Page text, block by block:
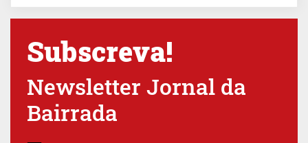
Subscreva!
Newsletter Jornal da
Bairrada